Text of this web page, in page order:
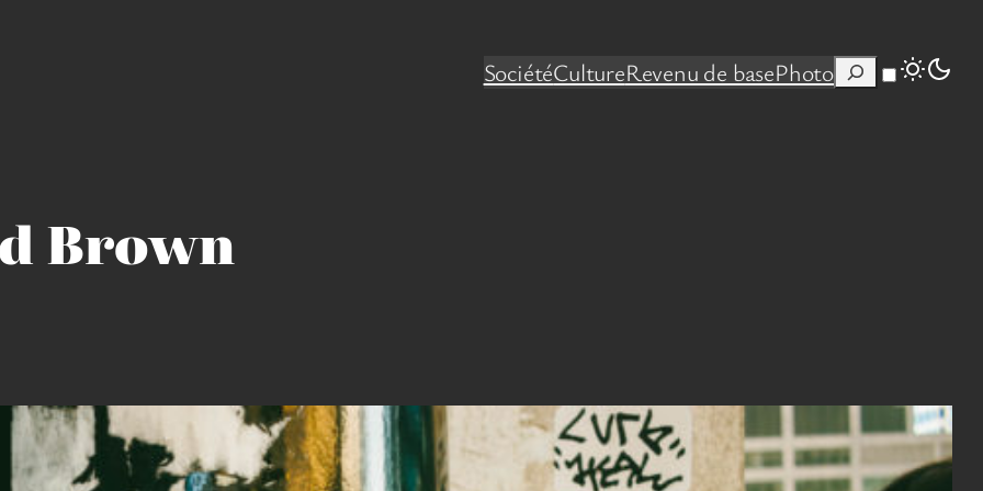
SociétéCultureRevenu de basePhotoRechercher
Brown